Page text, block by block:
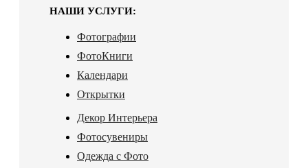
НАШИ УСЛУГИ:
Фотографии
ФотоКниги
Календари
Открытки
Декор Интерьера
Фотосувениры
Одежда с Фото